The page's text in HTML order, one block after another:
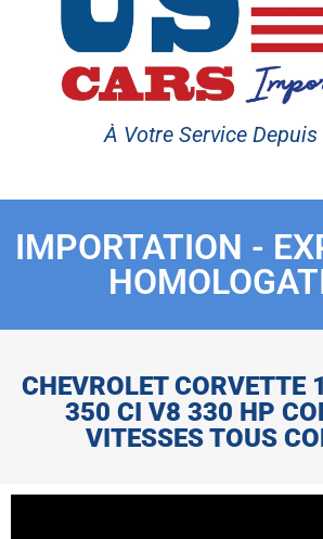
À Votre Service
IMPORTATION -
CHEVROLET CORVETTE
350 CI V8 330 HP
VITESSES TOUS